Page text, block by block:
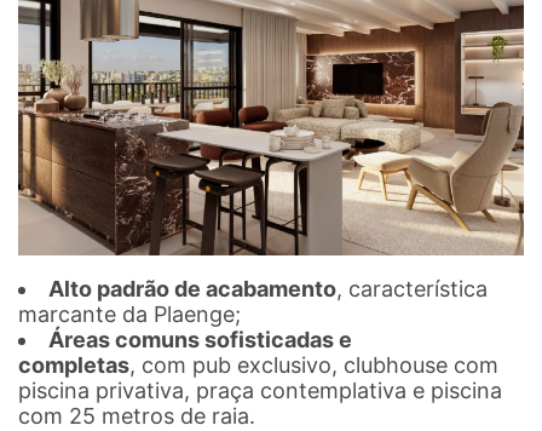
Alto padrão de acabamento, característica
marcante da Plaenge;
Áreas comuns sofisticadas e
completas, com pub exclusivo, clubhouse com
piscina privativa, praça contemplativa e piscina
com 25 metros de raia.